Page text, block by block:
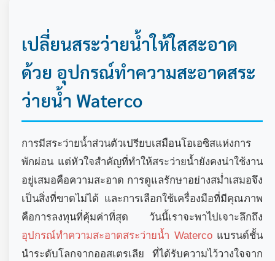
เปลี่ยนสระว่ายน้ำให้ใสสะอาด
ด้วย อุปกรณ์ทำความสะอาดสระ
ว่ายน้ำ Waterco
การมีสระว่ายน้ำส่วนตัวเปรียบเสมือนโอเอซิสแห่งการ
พักผ่อน แต่หัวใจสำคัญที่ทำให้สระว่ายน้ำยังคงน่าใช้งาน
อยู่เสมอคือความสะอาด การดูแลรักษาอย่างสม่ำเสมอจึง
เป็นสิ่งที่ขาดไม่ได้ และการเลือกใช้เครื่องมือที่มีคุณภาพ
คือการลงทุนที่คุ้มค่าที่สุด วันนี้เราจะพาไปเจาะลึกถึง
อุปกรณ์ทำความสะอาดสระว่ายน้ำ Watercoแบรนด์ชั้น
นำระดับโลกจากออสเตรเลีย ที่ได้รับความไว้วางใจจาก